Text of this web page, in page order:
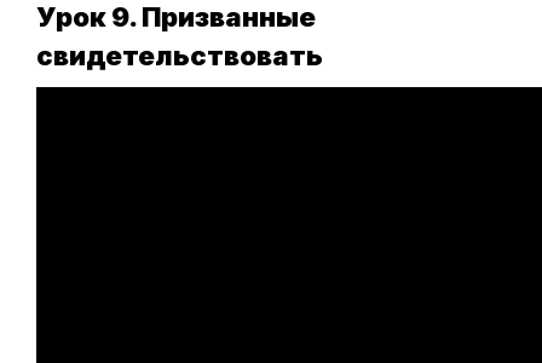
Урок 9. Призванные
свидетельствовать